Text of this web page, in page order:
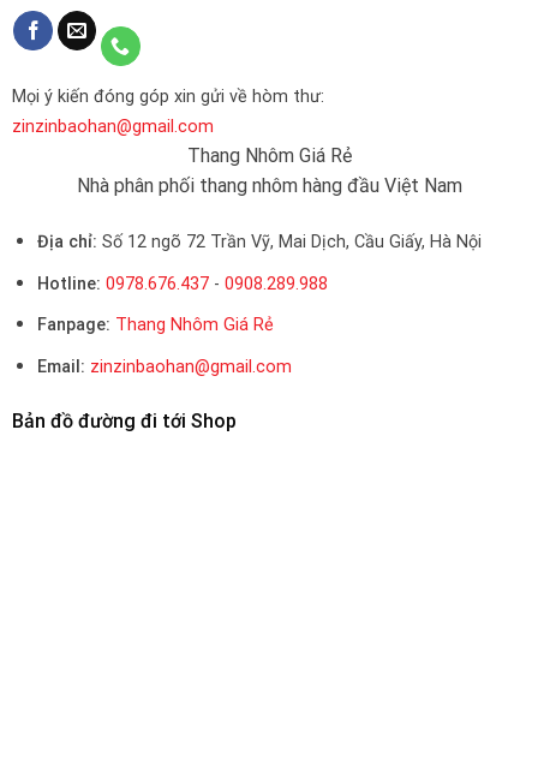
Mọi ý kiến đóng góp xin gửi về hòm thư:
zinzinbaohan@gmail.com
Thang Nhôm Giá Rẻ
Nhà phân phối thang nhôm hàng đầu Việt Nam
Địa chỉ: Số 12 ngõ 72 Trần Vỹ, Mai Dịch, Cầu Giấy, Hà Nội
Hotline: 0978.676.437- 0908.289.988
Fanpage: Thang Nhôm Giá Rẻ
Email: zinzinbaohan@gmail.com
Bản đồ đường đi tới Shop